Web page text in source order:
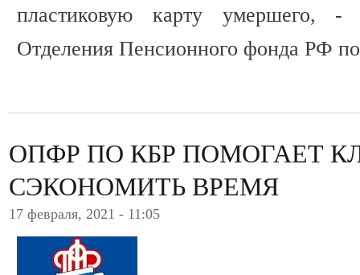
пластиковую карту умершего, -
Отделения Пенсионного фонда РФ
ОПФР ПО КБР ПОМОГАЕТ
СЭКОНОМИТЬ ВРЕМЯ
17 февраля, 2021 - 11:05